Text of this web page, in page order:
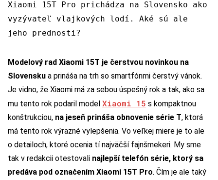
Xiaomi 15T Pro prichádza na Slovensko ako
vyzývateľ vlajkových lodí. Aké sú ale
jeho prednosti?
Modelový rad Xiaomi 15T je čerstvou novinkou na
Slovensku a prináša na trh so smartfónmi čerstvý vánok.
Je vidno, že Xiaomi má za sebou úspešný rok a tak, ako sa
mu tento rok podaril model Xiaomi 15 s kompaktnou
konštrukciou, na jeseň prináša obnovenie série T, ktorá
má tento rok výrazné vylepšenia. Vo veľkej miere je to ale
o detailoch, ktoré ocenia tí najväčší fajnšmekeri. My sme
tak v redakcii otestovali najlepší telefón série, ktorý sa
predáva pod označením Xiaomi 15T Pro. Čím je ale taký